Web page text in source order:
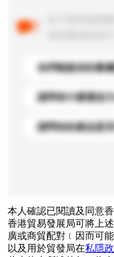
你們能提供的最
請問有什麼運送
請問你的產品是
本人確認已閱讀及同意
香港貿易發展局可將上
廣或商貿配對﹝因而可
以及用於貿發局在私隱